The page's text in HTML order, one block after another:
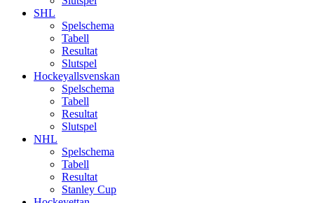
SHL
Spelschema
Tabell
Resultat
Slutspel
Hockeyallsvenskan
Spelschema
Tabell
Resultat
Slutspel
NHL
Spelschema
Tabell
Resultat
Stanley Cup